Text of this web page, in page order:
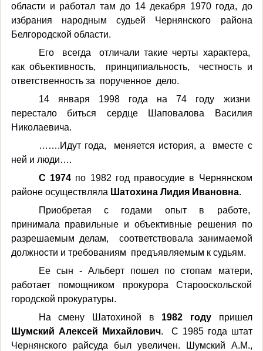
области и работал там до 14 декабря 1970 года, до
избрания народным судьей Чернянского района
Белгородской области.
Его всегда отличали такие черты характера,
как объективность, принципиальность, честность и
ответственность за порученное дело.
14 января 1998 года на 74 году жизни
перестало биться сердце Шаповалова Василия
Николаевича.
…….Идут года, меняется история, а вместе с
ней и люди….
С 1974 по 1982 год правосудие в Чернянском
районе осуществляла Шатохина Лидия Ивановна.
Приобретая с годами опыт в работе,
принимала правильные и объективные решения по
разрешаемым делам, соответствовала занимаемой
должности и требованиям предъявляемым к судьям.
Ее сын - Альберт пошел по стопам матери,
работает помощником прокурора Старооскольской
городской прокуратуры.
На смену Шатохиной в 1982 годупришел
Шумский Алексей Михайлович. С 1985 года штат
Чернянского райсуда был увеличен. Шумский А.М.,